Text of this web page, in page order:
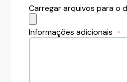
Carregar arquivos para o
Informações adicionais *